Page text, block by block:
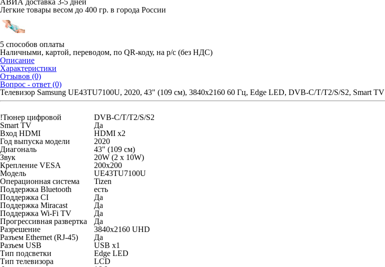
АВИА доставка 3-5 дней
Легкие товары весом до 400 гр. в города России
5 способов оплаты
Наличными, картой, переводом, по QR-коду, на р/с (без НДС)
Описание
Характеристики
Отзывов (0)
Вопрос - ответ (0)
Телевизор Samsung UE43TU7100U, 2020, 43" (109 см), 3840x2160 60 Гц, Edge LED, DVB-C/T/T2/S/S2, Smart TV
!Тюнер цифровой
DVB-C/T/T2/S/S2
Smart TV
Да
Вход HDMI
HDMI x2
Год выпуска модели
2020
Диагональ
43" (109 см)
Звук
20W (2 х 10W)
Крепление VESA
200x200
Модель
UE43TU7100U
Операционная система
Tizen
Поддержка Bluetooth
есть
Поддержка CI
Да
Поддержка Miracast
Да
Поддержка Wi-Fi TV
Да
Прогрессивная развертка
Да
Разрешение
3840x2160 UHD
Разъем Ethernet (RJ-45)
Да
Разъем USB
USB x1
Тип подсветки
Edge LED
Тип телевизора
LCD